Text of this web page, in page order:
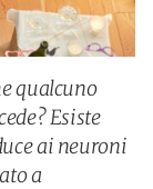
qualcuno
Esiste
ai neuroni
a